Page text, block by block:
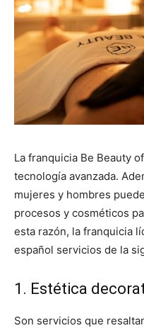
La franquicia Be Beauty
tecnología avanzada.
mujeres y hombres
procesos y cosméticos
esta razón, la franquicia
español servicios de la
1. Estética
Son servicios que